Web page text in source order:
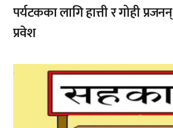
पर्यटकका लागि हात्ती र गोही
प्रवेश
,